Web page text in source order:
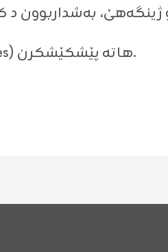
ئەڤ کۆنفرانسە ل ژێر ناڤونیشانێ (Sustainable Development Technigues) هاتە پێشکێشکرن.